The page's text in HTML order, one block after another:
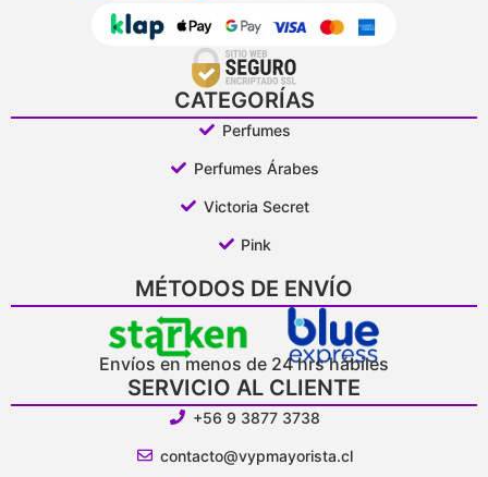
CATEGORÍAS
Perfumes
Perfumes Árabes
Victoria Secret
Pink
MÉTODOS DE ENVÍO
Envíos en menos de 24 hrs hábiles
SERVICIO AL CLIENTE
+56 9 3877 3738
contacto@vypmayorista.cl